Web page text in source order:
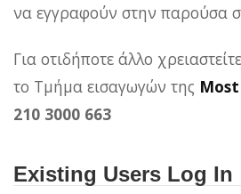
να εγγραφούν στην παρούσα
Για οτιδήποτε άλλο
το Τμήμα εισαγωγών της
210 3000 663
Existing Users Log In